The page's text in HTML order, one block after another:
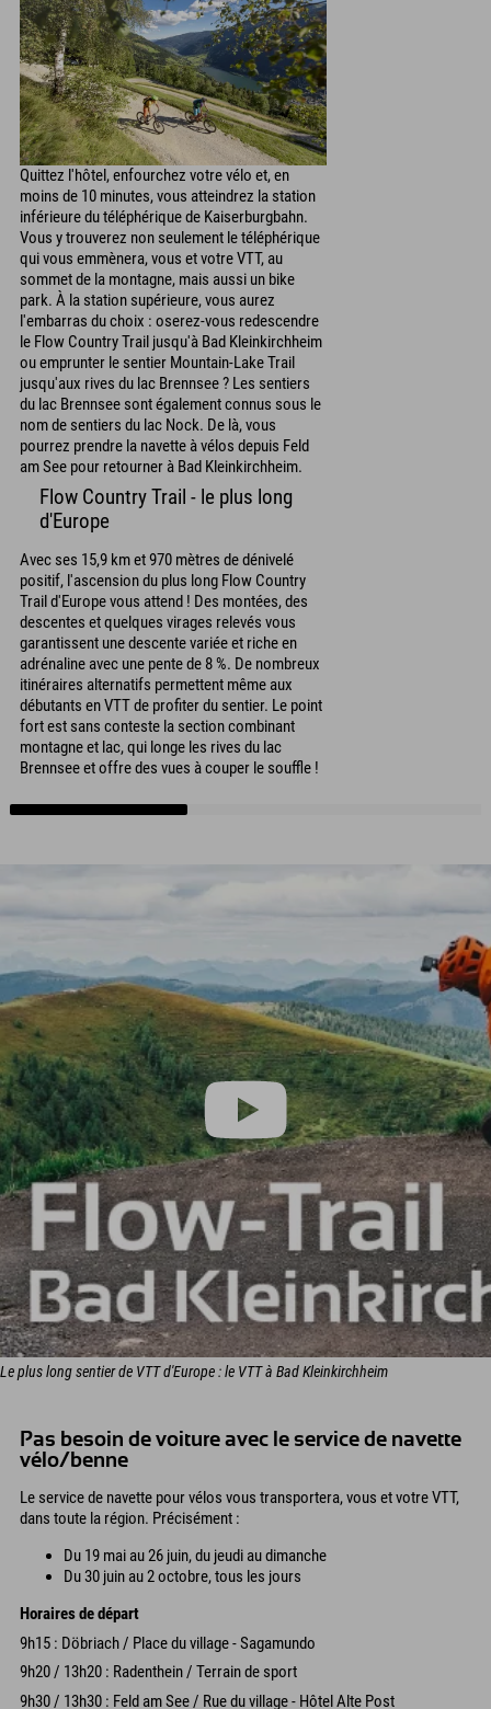
Quittez l'hôtel, enfourchez votre vélo et, en
moins de 10 minutes, vous atteindrez la station
inférieure du téléphérique de Kaiserburgbahn.
Vous y trouverez non seulement le téléphérique
qui vous emmènera, vous et votre VTT, au
sommet de la montagne, mais aussi un bike
park. À la station supérieure, vous aurez
l'embarras du choix : oserez-vous redescendre
le Flow Country Trail jusqu'à Bad Kleinkirchheim
ou emprunter le sentier Mountain-Lake Trail
jusqu'aux rives du lac Brennsee ? Les sentiers
du lac Brennsee sont également connus sous le
nom de sentiers du lac Nock. De là, vous
pourrez prendre la navette à vélos depuis Feld
am See pour retourner à Bad Kleinkirchheim.
Flow Country Trail - le plus long
d'Europe
Avec ses 15,9 km et 970 mètres de dénivelé
positif, l'ascension du plus long Flow Country
Trail d'Europe vous attend ! Des montées, des
descentes et quelques virages relevés vous
garantissent une descente variée et riche en
adrénaline avec une pente de 8 %. De nombreux
itinéraires alternatifs permettent même aux
débutants en VTT de profiter du sentier. Le point
fort est sans conteste la section combinant
montagne et lac, qui longe les rives du lac
Brennsee et offre des vues à couper le souffle !
Le plus long sentier de VTT d'Europe : le VTT à Bad Kleinkirchheim
Pas besoin de voiture avec le service de navette
vélo/benne
Le service de navette pour vélos vous transportera, vous et votre VTT,
dans toute la région. Précisément :
Du 19 mai au 26 juin, du jeudi au dimanche
Du 30 juin au 2 octobre, tous les jours
Horaires de départ
9h15 : Döbriach / Place du village - Sagamundo
9h20 / 13h20 : Radenthein / Terrain de sport
9h30 / 13h30 : Feld am See / Rue du village - Hôtel Alte Post